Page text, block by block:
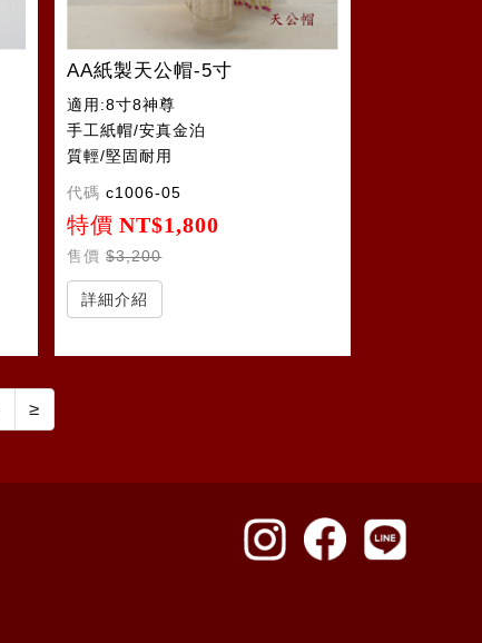
AA紙製天公帽-5寸
適用:8寸8神尊
手工紙帽/安真金泊
質輕/堅固耐用
代碼 c1006-05
特價 NT$1,800
售價 $3,200
詳細介紹
≥